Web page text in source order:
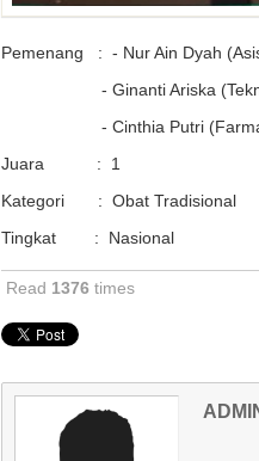
Pemenang : - Nur Ain Dyah
- Ginanti Ariska
- Cinthia Putri (Farmasi
Juara : 1
Kategori : Obat Tradisional
Tingkat : Nasional
Read 1376 times